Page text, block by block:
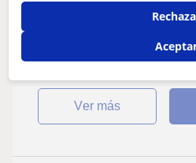
Graduada en bachillerato, en
salud ambiental y estudiante
Además, cuento con el certi...
ver más